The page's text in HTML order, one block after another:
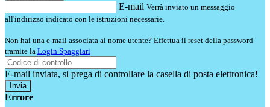
E-mail Verrà inviato un messaggio
all'indirizzo indicato con le istruzioni necessarie.
Non hai una e-mail associata al nome utente? Effettua il reset della password
tramite la Login Spaggiari
E-mail inviata, si prega di controllare la casella di posta elettronica!
Errore